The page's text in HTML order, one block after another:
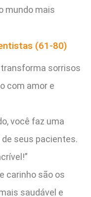
mundo mais
(61-80)
sorrisos
com amor e
você faz uma
seus pacientes.
carinho são os
saudável e